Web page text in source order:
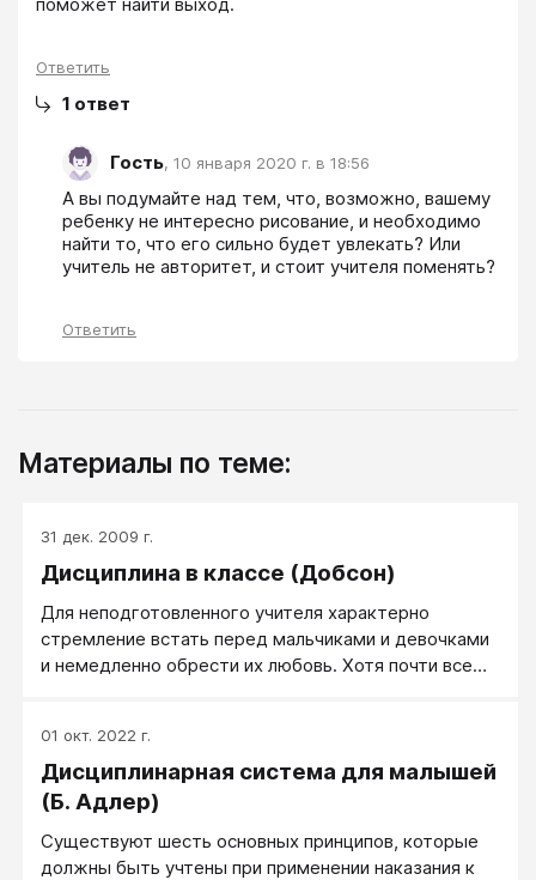
Ответить
1 ответ
Гость, 10 января 2020 г. в 18:56
А вы подумайте над тем, что, возможно, вашему
ребенку не интересно рисование, и необходимо
найти то, что его сильно будет увлекать? Или
учитель не авторитет, и стоит учителя поменять?
Ответить
Материалы по теме:
31 дек. 2009 г.
Дисциплина в классе (Добсон)
​​Для неподготовленного учителя характерно
стремление встать перед мальчиками и девочками
и немедленно обрести их любовь. Хотя почти все
того, как к ним относятся дети. В первый день
нового учебного года в сентябре новая учительница
мисс Пич проводит с учениками небольшую беседу,
следующем...
01 окт. 2022 г.
Дисциплинарная система для малышей
(Б. Адлер)
Существуют шесть основных принципов, которые
должны быть учтены при применении наказания к